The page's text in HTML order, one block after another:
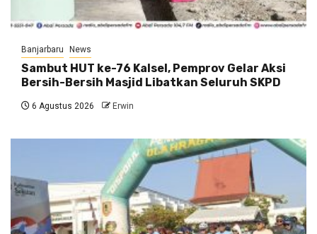
Banjarbaru News
Sambut HUT ke-76 Kalsel, Pemprov Gelar Aksi
Bersih-Bersih Masjid Libatkan Seluruh SKPD
6 Agustus 2026 Erwin